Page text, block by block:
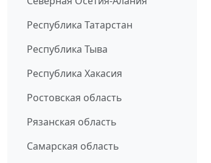
Республика Татарстан
Республика Тыва
Республика Хакасия
Ростовская область
Рязанская область
Самарская область